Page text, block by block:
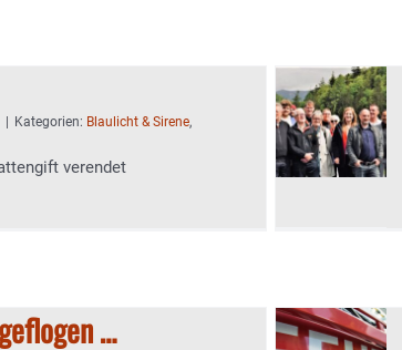
Kategorien: Blaulicht & Sirene,
verendet
…